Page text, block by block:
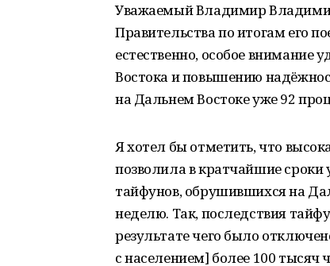
Уважаемый Владимир
Правительства по итогам его
естественно, особое внимание
Востока и повышению
на Дальнем Востоке уже 92
Я хотел бы отметить, что
позволила в кратчайшие
тайфунов, обрушившихся на
неделю. Так, последствия
результате чего было
с населением] более 100 тысяч